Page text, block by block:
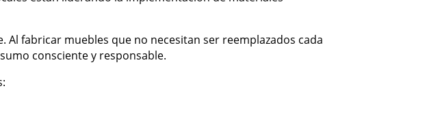
fabricar muebles que no necesitan ser reemplazados cada
consciente y responsable.